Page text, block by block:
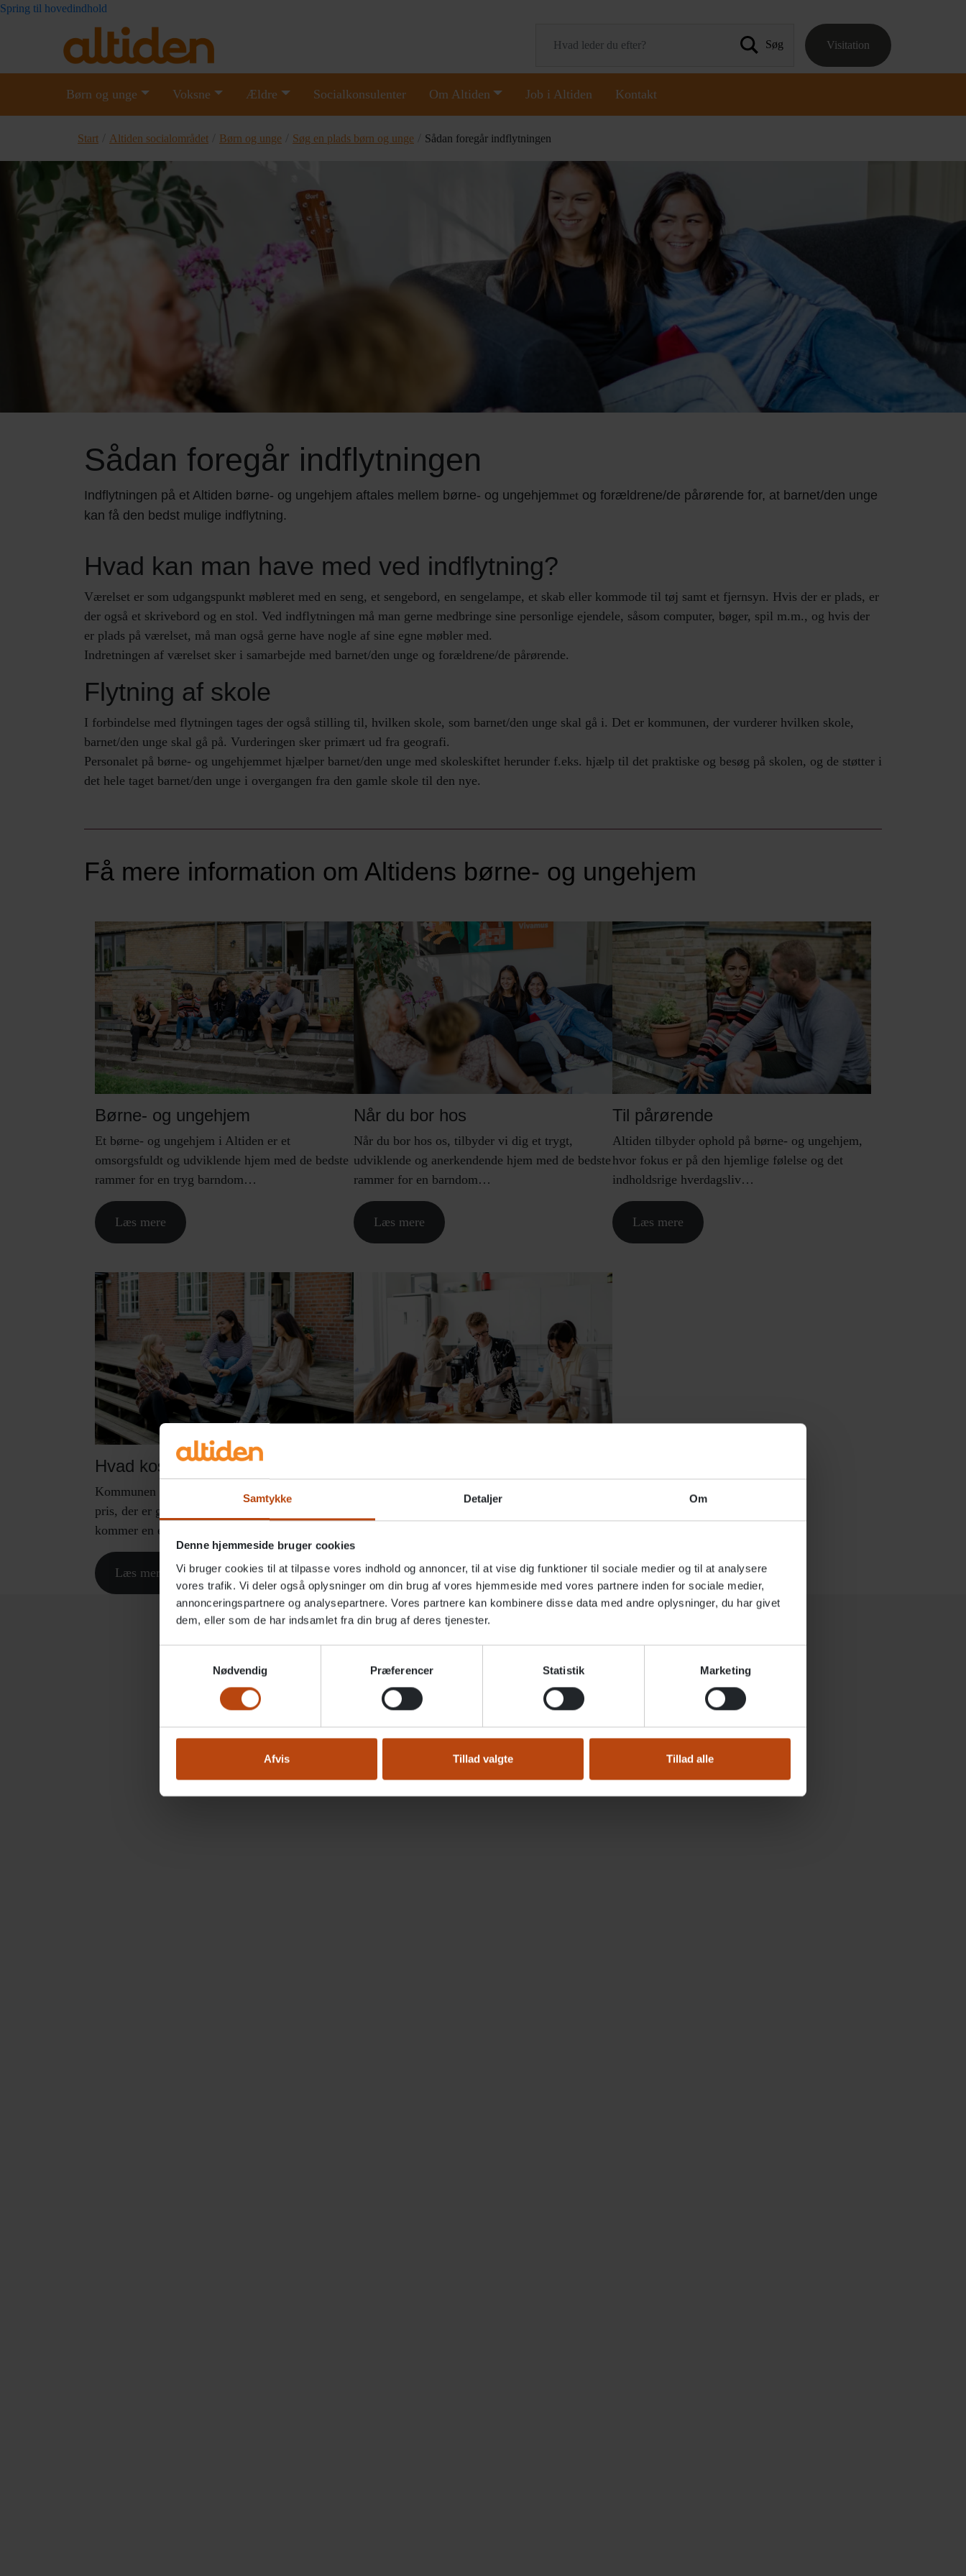
Samtykke Detaljer Om
Denne hjemmeside bruger cookies
Vi bruger cookies til at tilpasse vores indhold og annoncer, til at vise dig funktioner til sociale medier og til at analysere
vores trafik. Vi deler også oplysninger om din brug af vores hjemmeside med vores partnere inden for sociale medier,
annonceringspartnere og analysepartnere. Vores partnere kan kombinere disse data med andre oplysninger, du har givet
dem, eller som de har indsamlet fra din brug af deres tjenester.
Nødvendig
Præferencer Statistik Marketing
Afvis Tillad valgte Tillad alle
Spring til hovedindhold
Søg efter:
Visitation
Børn og unge Voksne Ældre Socialkonsulenter Om Altiden Job i Altiden Kontakt
Start Altiden socialområdet Børn og unge Søg en plads børn og unge Sådan foregår indflytningen
Sådan foregår indflytningen
Indflytningen på et Altiden børne- og ungehjem aftales mellem børne- og ungehjemmet og forældrene/de pårørende for, at barnet/den unge
kan få den bedst mulige indflytning.
Hvad kan man have med ved indflytning?
Værelset er som udgangspunkt møbleret med en seng, et sengebord, en sengelampe, et skab eller kommode til tøj samt et fjernsyn. Hvis der er plads, er
der også et skrivebord og en stol. Ved indflytningen må man gerne medbringe sine personlige ejendele, såsom computer, bøger, spil m.m., og hvis der
er plads på værelset, må man også gerne have nogle af sine egne møbler med.
Indretningen af værelset sker i samarbejde med barnet/den unge og forældrene/de pårørende.
Flytning af skole
I forbindelse med flytningen tages der også stilling til, hvilken skole, som barnet/den unge skal gå i. Det er kommunen, der vurderer hvilken skole,
barnet/den unge skal gå på. Vurderingen sker primært ud fra geografi.
Personalet på børne- og ungehjemmet hjælper barnet/den unge med skoleskiftet herunder f.eks. hjælp til det praktiske og besøg på skolen, og de støtter i
det hele taget barnet/den unge i overgangen fra den gamle skole til den nye.
Få mere information om Altidens børne- og ungehjem
Børne- og ungehjem
Et børne- og ungehjem i Altiden er et
omsorgsfuldt og udviklende hjem med de bedste
rammer for en tryg barndom…
Læs mere
Når du bor hos
Når du bor hos os, tilbyder vi dig et trygt,
udviklende og anerkendende hjem med de bedste
rammer for en barndom…
Læs mere
Til pårørende
Altiden tilbyder ophold på børne- og ungehjem,
hvor fokus er på den hjemlige følelse og det
indholdsrige hverdagsliv…
Læs mere
Hvad koster det?
Kommunen betaler opholdsprisen, som er en fast
pris, der er godkendt af Socialtilsynet. Hertil
kommer en egenbetaling…
Læs mere
Her finder du svar på flere øvrige spørgsmål
Her finder du alle Altidens børne- og ungehjem